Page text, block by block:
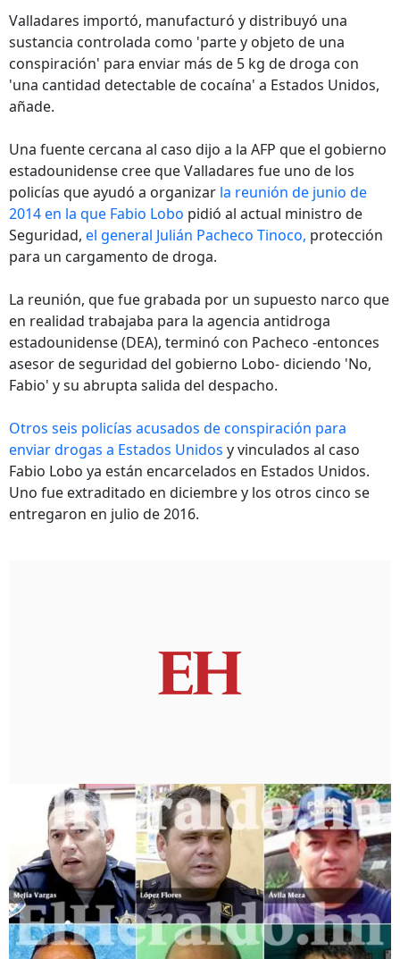
Valladares importó, manufacturó y distribuyó una
sustancia controlada como 'parte y objeto de una
conspiración' para enviar más de 5 kg de droga con
'una cantidad detectable de cocaína' a Estados Unidos,
añade.
Una fuente cercana al caso dijo a la AFP que el gobierno
estadounidense cree que Valladares fue uno de los
policías que ayudó a organizar la reunión de junio de
2014 en la que Fabio Lobo pidió al actual ministro de
Seguridad, el general Julián Pacheco Tinoco, protección
para un cargamento de droga.
La reunión, que fue grabada por un supuesto narco que
en realidad trabajaba para la agencia antidroga
estadounidense (DEA), terminó con Pacheco -entonces
asesor de seguridad del gobierno Lobo- diciendo 'No,
Fabio' y su abrupta salida del despacho.
Otros seis policías acusados de conspiración para
enviar drogas a Estados Unidos y vinculados al caso
Fabio Lobo ya están encarcelados en Estados Unidos.
Uno fue extraditado en diciembre y los otros cinco se
entregaron en julio de 2016.